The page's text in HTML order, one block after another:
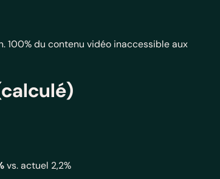
du contenu vidéo inaccessible aux
vs. actuel 2,2%